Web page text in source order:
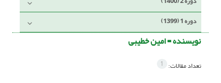
دوره 1 (1399)
نویسنده =امین خطیبی
تعداد مقالات: 1